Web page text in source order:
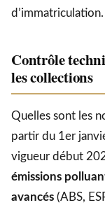
d’immatriculation.
Contrôle
les collections
Quelles sont les
partir du 1er
vigueur début
émissions
avancés (ABS,